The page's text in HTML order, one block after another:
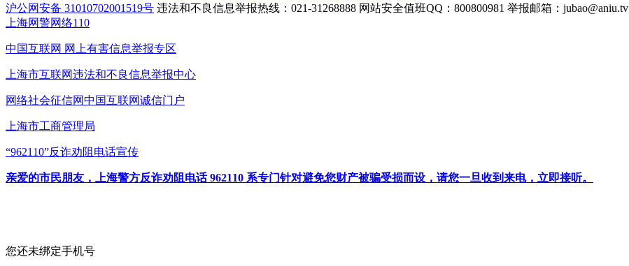
沪公网安备 31010702001519号 违法和不良信息举报热线：021-31268888 网站安全值班QQ：800800981 举报邮箱： jubao@aniu.tv
上海网警网络110
中国互联网 网上有害信息举报专区
上海市互联网违法和不良信息举报中心
网络社会征信网中国互联网诚信门户
上海市工商管理局
“962110”反诈劝阻电话宣传
亲爱的市民朋友，上海警方反诈劝阻电话 962110 系专门针对避免您财产被骗受损而设，请您一旦收到来电，立即接听。
您还未绑定手机号